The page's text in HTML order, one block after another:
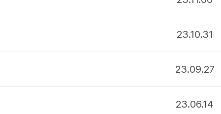
23.10.31
23.09.27
23.06.14